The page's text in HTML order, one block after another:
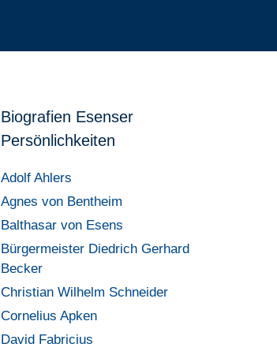
Biografien Esenser
Persönlichkeiten
Adolf Ahlers
Agnes von Bentheim
Balthasar von Esens
Bürgermeister Diedrich Gerhard
Becker
Christian Wilhelm Schneider
Cornelius Apken
David Fabricius